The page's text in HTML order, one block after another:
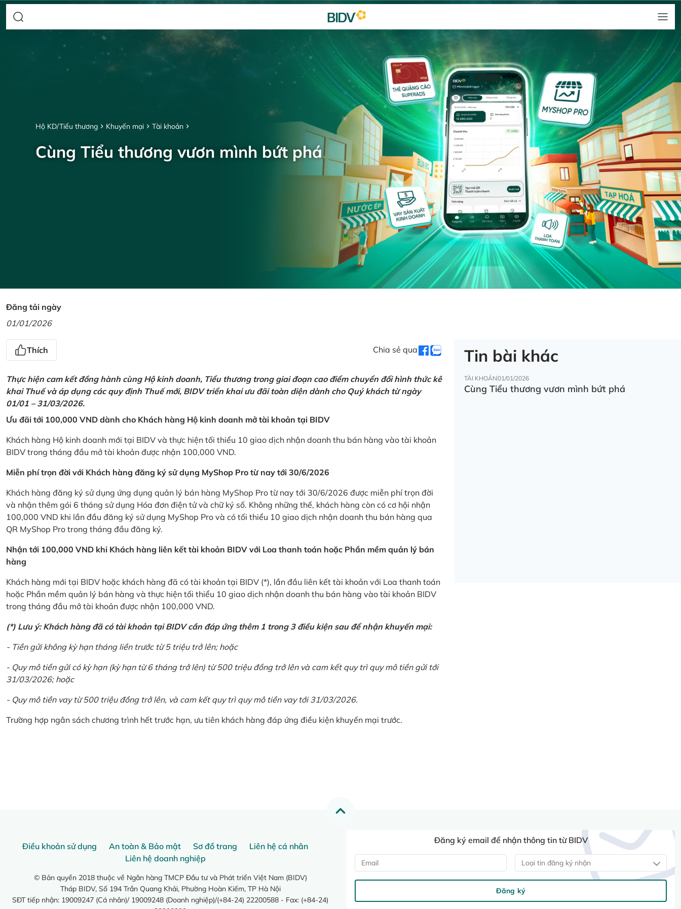
Hộ KD/Tiểu thương Khuyến mại Tài khoản
Cùng Tiểu thương vươn mình bứt phá
Đăng tải ngày
01/01/2026
Thích Chia sẻ qua
Thực hiện cam kết đồng hành cùng Hộ kinh doanh, Tiểu thương trong giai đoạn cao điểm chuyển đổi hình thức kê
khai Thuế và áp dụng các quy định Thuế mới, BIDV triển khai ưu đãi toàn diện dành cho Quý khách từ ngày
01/01 – 31/03/2026.
Ưu đãi tới 100,000 VND dành cho Khách hàng Hộ kinh doanh mở tài khoản tại BIDV
Khách hàng Hộ kinh doanh mới tại BIDV và thực hiện tối thiểu 10 giao dịch nhận doanh thu bán hàng vào tài khoản
BIDV trong tháng đầu mở tài khoản được nhận 100,000 VND.
Miễn phí trọn đời với Khách hàng đăng ký sử dụng MyShop Pro từ nay tới 30/6/2026
Khách hàng đăng ký sử dụng ứng dụng quản lý bán hàng MyShop Pro từ nay tới 30/6/2026 được miễn phí trọn đời
và nhận thêm gói 6 tháng sử dụng Hóa đơn điện tử và chữ ký số. Không những thế, khách hàng còn có cơ hội nhận
100,000 VND khi lần đầu đăng ký sử dụng MyShop Pro và có tối thiểu 10 giao dịch nhận doanh thu bán hàng qua
QR MyShop Pro trong tháng đầu đăng ký.
Nhận tới 100,000 VND khi Khách hàng liên kết tài khoản BIDV với Loa thanh toán hoặc Phần mềm quản lý bán
hàng
Khách hàng mới tại BIDV hoặc khách hàng đã có tài khoản tại BIDV (*), lần đầu liên kết tài khoản với Loa thanh toán
hoặc Phần mềm quản lý bán hàng và thực hiện tối thiểu 10 giao dịch nhận doanh thu bán hàng vào tài khoản BIDV
trong tháng đầu mở tài khoản được nhận 100,000 VND.
(*) Lưu ý: Khách hàng đã có tài khoản tại BIDV cần đáp ứng thêm 1 trong 3 điều kiện sau để nhận khuyến mại:
- Tiền gửi không kỳ hạn tháng liền trước từ 5 triệu trở lên; hoặc
- Quy mô tiền gửi có kỳ hạn (kỳ hạn từ 6 tháng trở lên) từ 500 triệu đồng trở lên và cam kết quy trì quy mô tiền gửi tới
31/03/2026; hoặc
- Quy mô tiền vay từ 500 triệu đồng trở lên, và cam kết quy trì quy mô tiền vay tới 31/03/2026.
Trường hợp ngân sách chương trình hết trước hạn, ưu tiên khách hàng đáp ứng điều kiện khuyến mại trước.
Tin bài khác
TÀI KHOẢN01/01/2026
Cùng Tiểu thương vươn mình bứt phá
Điều khoản sử dụng An toàn & Bảo mật Sơ đồ trang
Liên hệ cá nhân
Liên hệ doanh nghiệp
© Bản quyền 2018 thuộc về Ngân hàng TMCP Đầu tư và Phát triển Việt Nam (BIDV)
Tháp BIDV, Số 194 Trần Quang Khải, Phường Hoàn Kiếm, TP Hà Nội
SĐT tiếp nhận: 19009247 (Cá nhân)/ 19009248 (Doanh nghiệp)/(+84-24) 22200588 - Fax: (+84-24)
Đăng ký email để nhận thông tin từ BIDV
Loại tin đăng ký nhận
Đăng ký